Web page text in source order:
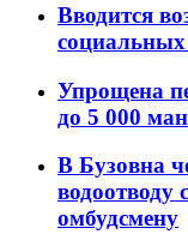
Вводится
социальных
Упрощена
до 5 000
В Бузовна
водоотводу
омбудсмену